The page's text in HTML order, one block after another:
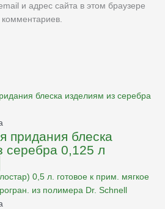
и адрес сайта в этом браузере
придания блеска
серебра 0,125 л